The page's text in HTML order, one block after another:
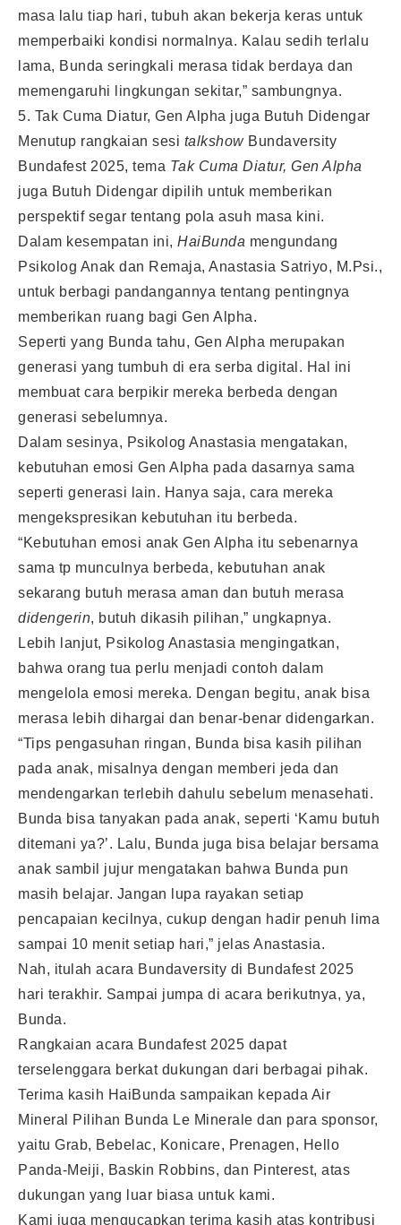
masa lalu tiap hari, tubuh akan bekerja keras untuk
memperbaiki kondisi normalnya. Kalau sedih terlalu
lama, Bunda seringkali merasa tidak berdaya dan
memengaruhi lingkungan sekitar,” sambungnya.
5. Tak Cuma Diatur, Gen Alpha juga Butuh Didengar
Menutup rangkaian sesi talkshowBundaversity
Bundafest 2025, tema Tak Cuma Diatur, Gen Alpha
juga Butuh Didengar dipilih untuk memberikan
perspektif segar tentang pola asuh masa kini.
Dalam kesempatan ini, HaiBunda mengundang
Psikolog Anak dan Remaja, Anastasia Satriyo, M.Psi.,
untuk berbagi pandangannya tentang pentingnya
memberikan ruang bagi Gen Alpha.
Seperti yang Bunda tahu, Gen Alpha merupakan
generasi yang tumbuh di era serba digital. Hal ini
membuat cara berpikir mereka berbeda dengan
generasi sebelumnya.
Dalam sesinya, Psikolog Anastasia mengatakan,
kebutuhan emosi Gen Alpha pada dasarnya sama
seperti generasi lain. Hanya saja, cara mereka
mengekspresikan kebutuhan itu berbeda.
“Kebutuhan emosi anak Gen Alpha itu sebenarnya
sama tp munculnya berbeda, kebutuhan anak
sekarang butuh merasa aman dan butuh merasa
didengerin, butuh dikasih pilihan,” ungkapnya.
Lebih lanjut, Psikolog Anastasia mengingatkan,
bahwa orang tua perlu menjadi contoh dalam
mengelola emosi mereka. Dengan begitu, anak bisa
merasa lebih dihargai dan benar-benar didengarkan.
“Tips pengasuhan ringan, Bunda bisa kasih pilihan
pada anak, misalnya dengan memberi jeda dan
mendengarkan terlebih dahulu sebelum menasehati.
Bunda bisa tanyakan pada anak, seperti ‘Kamu butuh
ditemani ya?’. Lalu, Bunda juga bisa belajar bersama
anak sambil jujur mengatakan bahwa Bunda pun
masih belajar. Jangan lupa rayakan setiap
pencapaian kecilnya, cukup dengan hadir penuh lima
sampai 10 menit setiap hari,” jelas Anastasia.
Nah, itulah acara Bundaversity di Bundafest 2025
hari terakhir. Sampai jumpa di acara berikutnya, ya,
Bunda.
Rangkaian acara Bundafest 2025 dapat
terselenggara berkat dukungan dari berbagai pihak.
Terima kasih HaiBunda sampaikan kepada Air
Mineral Pilihan Bunda Le Minerale dan para sponsor,
yaitu Grab, Bebelac, Konicare, Prenagen, Hello
Panda-Meiji, Baskin Robbins, dan Pinterest, atas
dukungan yang luar biasa untuk kami.
Kami juga mengucapkan terima kasih atas kontribusi